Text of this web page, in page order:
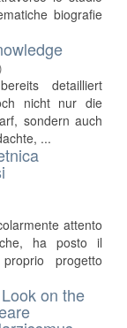
biografie
detailliert
nicht nur die
sondern auch
...
attento
ha posto il
progetto
on the